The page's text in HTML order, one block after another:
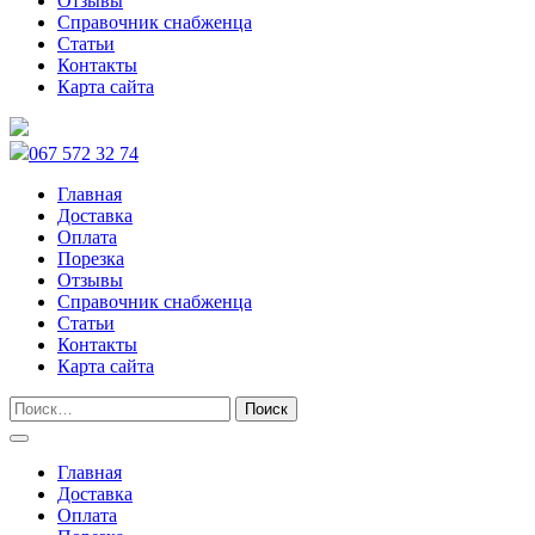
Справочник снабженца
Статьи
Контакты
Карта сайта
067 572 32 74
Главная
Доставка
Оплата
Порезка
Отзывы
Справочник снабженца
Статьи
Контакты
Карта сайта
Главная
Доставка
Оплата